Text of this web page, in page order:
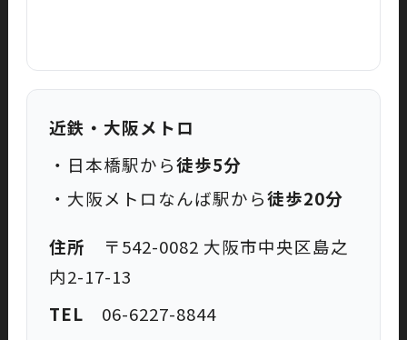
近鉄・大阪メトロ
・日本橋駅から徒歩5分
・大阪メトロなんば駅から徒歩20分
住所 〒542-0082 大阪市中央区島之
内2-17-13
TEL 06-6227-8844